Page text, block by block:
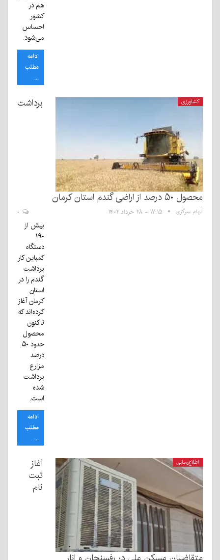
هم در
کشور
احساس
می‌شود.
ادامه
مطلب
...
کشاورزی برداشت
محصول ۵۰ درصد از اراضی گندم استان کرمان
الهام سرگزی ۱۷:۱۵ - ۲۸ خرداد ۱۴۰۲
بیش از
۱۹۰
دستگاه
کمباین کار
برداشت
گندم را در
استان
کرمان آغاز
کرده‌اند که
تاکنون
محصول
حدود ۵۰
درصد
مزارع
برداشت
شده
است.
ادامه
مطلب
...
اطلاع‌رسانی
آغاز
ثبت
نام